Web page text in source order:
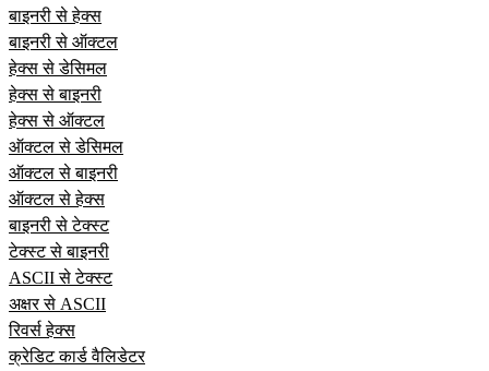
बाइनरी से हेक्स
बाइनरी से ऑक्टल
हेक्स से डेसिमल
हेक्स से बाइनरी
हेक्स से ऑक्टल
ऑक्टल से डेसिमल
ऑक्टल से बाइनरी
ऑक्टल से हेक्स
बाइनरी से टेक्स्ट
टेक्स्ट से बाइनरी
ASCII से टेक्स्ट
अक्षर से ASCII
रिवर्स हेक्स
क्रेडिट कार्ड वैलिडेटर